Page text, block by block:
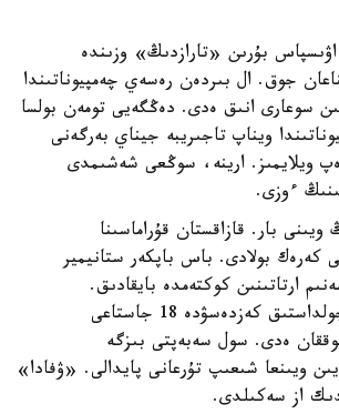
بۇرىن «تارازدىڭ» وزىندە
جوق. ال بىردەن رەسەي چەمپيوناتىندا
سوعارى انىق ەدى. دەڭگەيى تومەن بولسا
ويناپ تاجىريبە جيناي بەرگەنى
ويلايمىز. ارينە، سوڭعى شەشىمدى
ءوزى.
ويىنى بار. قازاقستان قۇراماسىنا
كەرەك بولادى. باس باپكەر ستانيمير
ارتاتىنىن كوكتەمدە بايقادىق.
رۋمىنيامەن وتكەن جولداستىق كەزدەسۋدە 18 جاستاعى
ەدى. سول سەبەپتى بىزگە
ويىنعا شىعىپ تۇرعانى پايدالى. «ۋفادا»
از سەكىلدى.